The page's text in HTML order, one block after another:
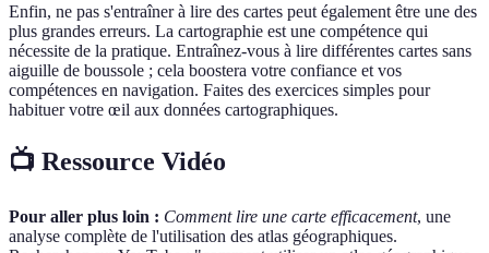
Enfin, ne pas s'entraîner à lire des cartes peut également être une des
plus grandes erreurs. La cartographie est une compétence qui
nécessite de la pratique. Entraînez-vous à lire différentes cartes sans
aiguille de boussole ; cela boostera votre confiance et vos
compétences en navigation. Faites des exercices simples pour
habituer votre œil aux données cartographiques.
📺 Ressource Vidéo
Pour aller plus loin : Comment lire une carte efficacement, une
analyse complète de l'utilisation des atlas géographiques.